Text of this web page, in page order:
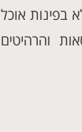
בפינות אוכל
והרהיטים